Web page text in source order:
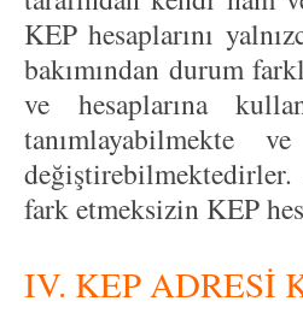
KEP hesaplarını
bakımından durum
ve hesaplarına
tanımlayabilmekte
fark etmeksizin KEP
IV. KEP ADRESİ